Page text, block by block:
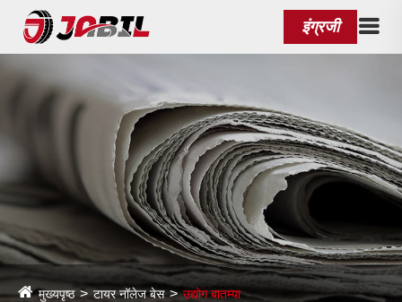
इंग्रजी
मुख्यपृष्ठ टायर नॉलेज बेस उद्योग बातम्या